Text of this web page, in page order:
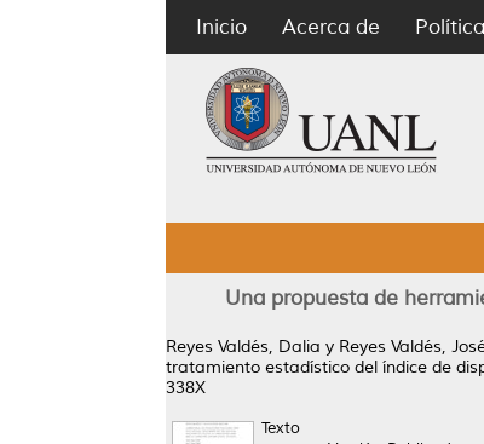
Inicio Acerca de
Una propuesta de
Reyes Valdés, Dalia y Reyes Valdés,
tratamiento estadístico del índice de
338X
Texto